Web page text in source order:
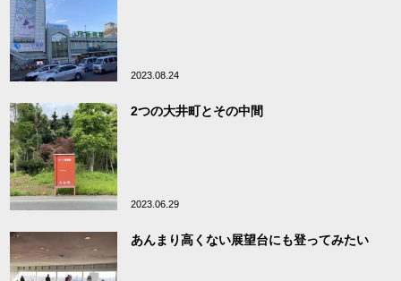
2023.08.24
2つの大井町とその中間
2023.06.29
あんまり高くない展望台にも登ってみたい